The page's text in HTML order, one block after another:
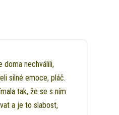
doma nechválili,
silné emoce, pláč.
tak, že se s ním
a je to slabost,